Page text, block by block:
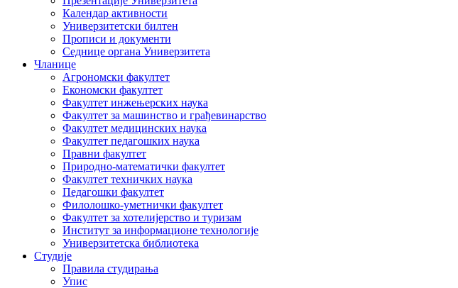
Календар активности
Универзитетски билтен
Прописи и документи
Седнице органа Универзитета
Чланице
Агрономски факултет
Економски факултет
Факултет инжењерских наука
Факултет за машинство и грађевинарство
Факултет медицинских наука
Факултет педагошких наука
Правни факултет
Природно-математички факултет
Факултет техничких наука
Педагошки факултет
Филолошко-уметнички факултет
Факултет за хотелијерство и туризам
Институт за информационе технологије
Универзитетска библиотека
Студије
Правила студирања
Упис